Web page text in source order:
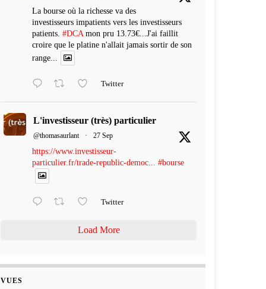
La bourse où la richesse va des
investisseurs impatients vers les investisseurs
patients. #DCAmon pru 13.73€...J'ai faillit
croire que le platine n'allait jamais sortir de son
range...
Twitter
L'investisseur (très) particulier
@thomasaurlant · 27 Sep
https://www.investisseur-
particulier.fr/trade-republic-democ... #bourse
Twitter
Load More
VUES